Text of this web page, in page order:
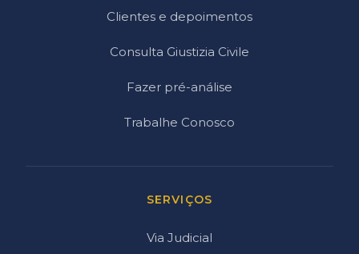
Clientes e depoimentos
Consulta Giustizia Civile
Fazer pré-análise
Trabalhe Conosco
SERVIÇOS
Via Judicial